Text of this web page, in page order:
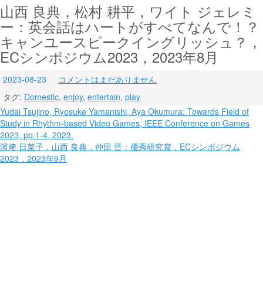
山西 良典，松村 耕平，ワイト ジェレミ
ー：英会話はハートがすべてなんで！？
キャンユースピークイングリッシュ？，
ECシンポジウム2023，2023年8月
2023-08-23
コメントはまだありません
タグ: Domestic, enjoy, entertain, play
投
稿
ナ
Yudai Tsujino, Ryosuke Yamanishi, Aya Okumura: Towards Field of
Study in Rhythm-based Video Games, IEEE Conference on Games
2023, pp.1-4, 2023.
濱﨑 日菜子，山西 良典，仲田 晋：優秀研究賞，ECシンポジウム
2023，2023年9月